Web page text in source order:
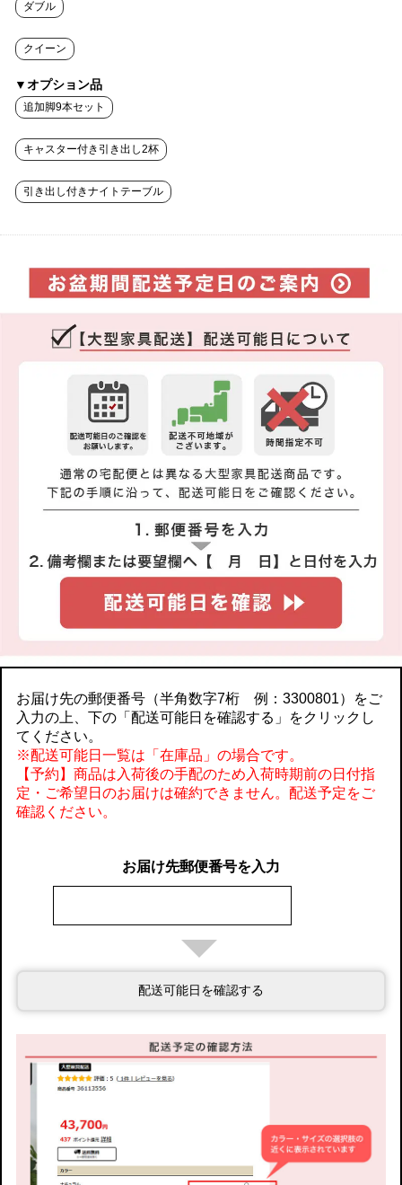
ダブル
クイーン
▼オプション品
追加脚9本セット
キャスター付き引き出し2杯
引き出し付きナイトテーブル
お届け先の郵便番号（半角数字7桁 例：3300801）をご
入力の上、下の「配送可能日を確認する」をクリックし
てください。
※配送可能日一覧は「在庫品」の場合です。
【予約】商品は入荷後の手配のため入荷時期前の日付指
定・ご希望日のお届けは確約できません。配送予定をご
確認ください。
お届け先郵便番号を入力
配送可能日を確認する